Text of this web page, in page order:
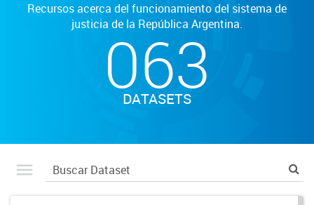
Recursos acerca del funcionamiento del sistema de
justicia de la República Argentina.
063
DATASETS